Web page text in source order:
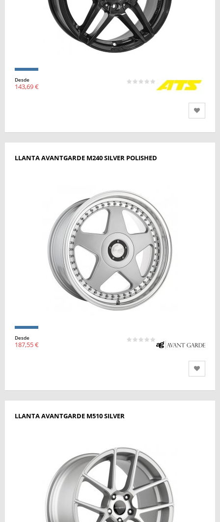
Desde
143,69 €
LLANTA AVANTGARDE M240 SILVER POLISHED
Desde
187,55 €
LLANTA AVANTGARDE M510 SILVER